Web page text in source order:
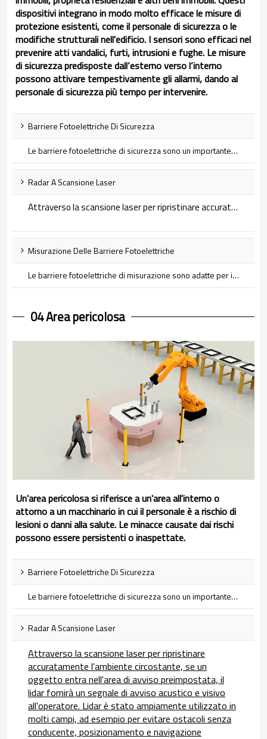
dispositivi integrano in modo molto efficace le misure di
protezione esistenti, come il personale di sicurezza o le
modifiche strutturali nell'edificio. I sensori sono efficaci nel
prevenire atti vandalici, furti, intrusioni e fughe. Le misure
di sicurezza predisposte dall’esterno verso l’interno
possono attivare tempestivamente gli allarmi, dando al
personale di sicurezza più tempo per intervenire.
Barriere Fotoelettriche Di Sicurezza
Le barriere fotoelettriche di sicurezza sono un importante dispositivo di sicurezza che fornisce una protezione efficace del personale e delle attrezzature e aiuta a ridurre gli incidenti sul lavoro...
Radar A Scansione Laser
Attraverso la scansione laser per ripristinare accuratamente l'ambiente circostante, se un oggetto entra nell'area di avviso preimpostata, il lidar fornirà un segnale di avviso acustico e visivo all'operatore. Lidar è stato ampiamente utilizzato in molti campi, ad esempio per evitare ostacoli senza conducente, posizionamento e navigazione autonomi di robot di servizio, navigazione e evitamento ostacoli AGV, protezione della sicurezza operativa dell'area di fabbrica, monitoraggio intelligente della sicurezza e rilevamento intelligente dei veicoli di trasporto.
Misurazione Delle Barriere Fotoelettriche
Le barriere fotoelettriche di misurazione sono adatte per ispezioni e misurazioni ad alta precisione, tra cui misurazione dimensionale, posizionamento dello spruzzo, conteggio delle parti, rilevamento dei contorni, correzione di precisione, rilevamento dei fori, rilevamento della forma, posizionamento dei bordi e del centro, rilevamento delle dimensioni del prodotto online, ecc., con un Metodo di scansione, coopera con il controller e il suo software per realizzare la funzione di monitoraggio e misurazione della forma e delle dimensioni degli oggetti.
04 Area pericolosa
Un'area pericolosa si riferisce a un'area all'interno o
attorno a un macchinario in cui il personale è a rischio di
lesioni o danni alla salute. Le minacce causate dai rischi
possono essere persistenti o inaspettate.
Barriere Fotoelettriche Di Sicurezza
Le barriere fotoelettriche di sicurezza sono un importante dispositivo di sicurezza che fornisce una protezione efficace del personale e delle attrezzature e aiuta a ridurre gli incidenti sul lavoro...
Radar A Scansione Laser
Attraverso la scansione laser per ripristinare
accuratamente l'ambiente circostante, se un
oggetto entra nell'area di avviso preimpostata, il
lidar fornirà un segnale di avviso acustico e visivo
all'operatore. Lidar è stato ampiamente utilizzato in
molti campi, ad esempio per evitare ostacoli senza
conducente, posizionamento e navigazione